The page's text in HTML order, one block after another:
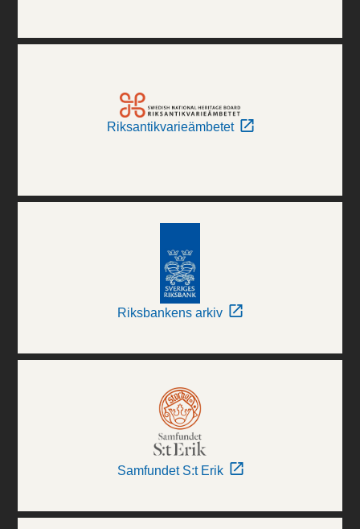
Riksantikvarieämbetet
Riksbankens arkiv
Samfundet S:t Erik